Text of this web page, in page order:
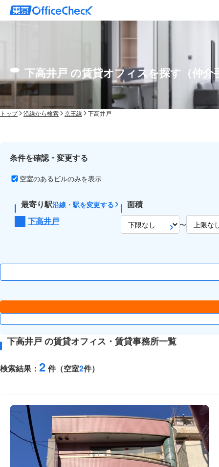
下高井戸 の賃貸オフィスを探す（仲介
トップ 沿線から検索 京王線 下高井戸
条件を確認・変更する
空室のあるビルのみを表示
最寄り駅沿線・駅を変更する
下高井戸
面積
〜
下高井戸 の賃貸オフィス・賃貸事務所一覧
検索結果： 2 件（空室2件）